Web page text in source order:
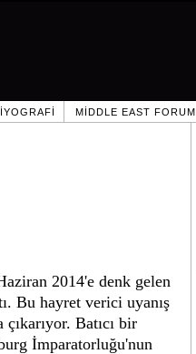
MIDDLE EAST FORUM
2014'e denk gelen
Bu hayret verici uyanış
Batıcı bir
İmparatorluğu'nun